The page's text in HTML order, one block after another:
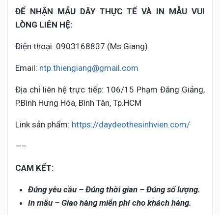
ĐỂ NHẬN MẪU DÂY THỰC TẾ VÀ IN MẪU VUI
LÒNG LIÊN HỆ:
Điện thoại: 0903168837 (Ms.Giang)
Email: ntp.thiengiang@gmail.com
Địa chỉ liên hệ trực tiếp: 106/15 Phạm Đăng Giảng,
P.Bình Hưng Hòa, Bình Tân, Tp.HCM
Link sản phẩm: https://daydeothesinhvien.com/
—–
CAM KẾT:
Đúng yêu cầu – Đúng thời gian – Đúng số lượng.
In mẫu – Giao hàng miễn phí cho khách hàng.